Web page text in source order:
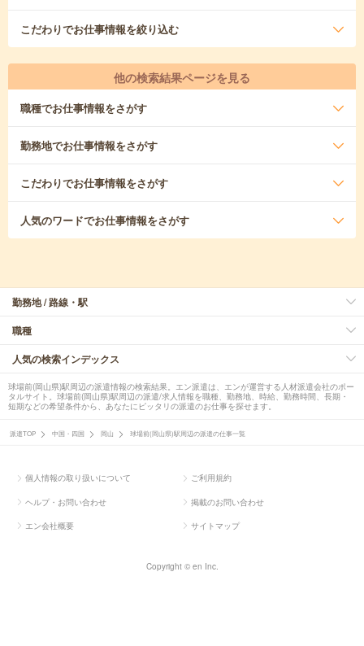
こだわりでお仕事情報を絞り込む
他の検索結果ページを見る
職種でお仕事情報をさがす
勤務地でお仕事情報をさがす
こだわりでお仕事情報をさがす
人気のワードでお仕事情報をさがす
勤務地 / 路線・駅
職種
人気の検索インデックス
球場前(岡山県)駅周辺の派遣情報の検索結果。エン派遣は、エンが運営する人材派遣会社のポー
タルサイト。球場前(岡山県)駅周辺の派遣/求人情報を職種、勤務地、時給、勤務時間、長期・
短期などの希望条件から、あなたにピッタリの派遣のお仕事を探せます。
派遣TOP 中国・四国 岡山 球場前(岡山県)駅周辺の派遣の仕事一覧
個人情報の取り扱いについて ご利用規約
ヘルプ・お問い合わせ 掲載のお問い合わせ
エン会社概要 サイトマップ
Copyright © en Inc.